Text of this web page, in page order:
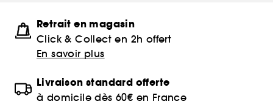
Retrait en magasin
Click & Collect en 2h offert
En savoir plus
Livraison standard offerte
à domicile dès 60€ en France